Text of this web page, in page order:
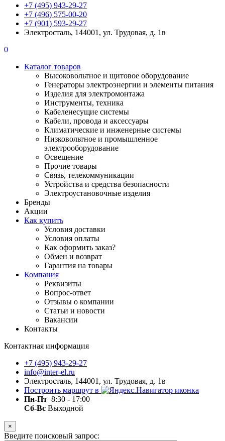
+7 (495) 943-29-27
+7 (496) 575-00-20
+7 (901) 593-29-27
Электросталь, 144001, ул. Трудовая, д. 1в
0
Каталог товаров
Высоковольтное и щитовое оборудование
Генераторы электроэнергии и элементы питания
Изделия для электромонтажа
Инструменты, техника
Кабеленесущие системы
Кабели, провода и аксессуары
Климатические и инженерные системы
Низковольтное и промышленное
электрооборудование
Освещение
Прочие товары
Связь, телекоммуникации
Устройства и средства безопасности
Электроустановочные изделия
Бренды
Акции
Как купить
Условия доставки
Условия оплаты
Как оформить заказ?
Обмен и возврат
Гарантия на товары
Компания
Реквизиты
Вопрос-ответ
Отзывы о компании
Статьи и новости
Вакансии
Контакты
Контактная информация
+7 (495) 943-29-27
info@inter-el.ru
Электросталь, 144001, ул. Трудовая, д. 1в
Построить маршрут в
Пн-Пт 8:30 - 17:00
Сб-Вс Выходной
×
Введите поисковый запрос: